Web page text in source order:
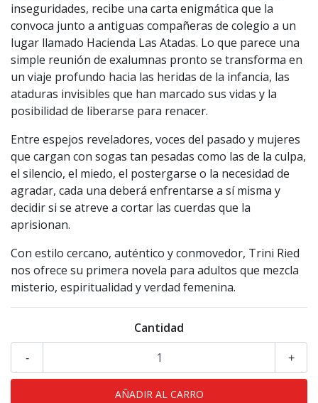
inseguridades, recibe una carta enigmática que la
convoca junto a antiguas compañeras de colegio a un
lugar llamado Hacienda Las Atadas. Lo que parece una
simple reunión de exalumnas pronto se transforma en
un viaje profundo hacia las heridas de la infancia, las
ataduras invisibles que han marcado sus vidas y la
posibilidad de liberarse para renacer.
Entre espejos reveladores, voces del pasado y mujeres
que cargan con sogas tan pesadas como las de la culpa,
el silencio, el miedo, el postergarse o la necesidad de
agradar, cada una deberá enfrentarse a sí misma y
decidir si se atreve a cortar las cuerdas que la
aprisionan.
Con estilo cercano, auténtico y conmovedor, Trini Ried
nos ofrece su primera novela para adultos que mezcla
misterio, espiritualidad y verdad femenina.
Cantidad
+
-